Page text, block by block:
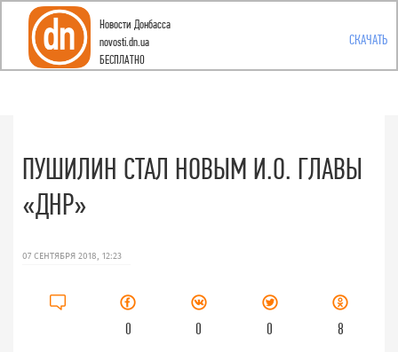
Новости Донбасса
novosti.dn.ua
БЕСПЛАТНО
СКАЧАТЬ
Toggle
ПУШИЛИН СТАЛ НОВЫМ И.О. ГЛАВЫ
«ДНР»
07 СЕНТЯБРЯ 2018, 12:23
0 0 0 8